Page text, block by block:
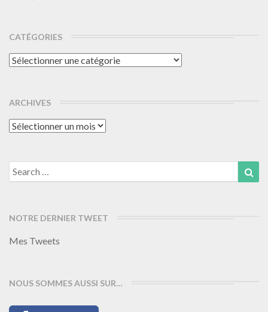
CATÉGORIES
Catégories
ARCHIVES
Archives
Search
for:
NOTRE DERNIER TWEET
Mes Tweets
NOUS SOMMES AUSSI SUR…